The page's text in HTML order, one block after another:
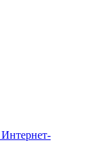
Интернет-